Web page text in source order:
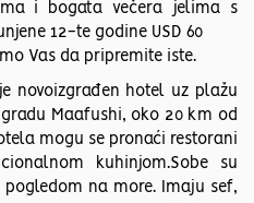
i bogata večera jelima s
12-te godine USD 60
Vas da pripremite iste.
je novoizgrađen hotel uz plažu
Maafushi, oko 20 km od
mogu se pronaći restorani
kuhinjom.Sobe su
na more. Imaju sef,